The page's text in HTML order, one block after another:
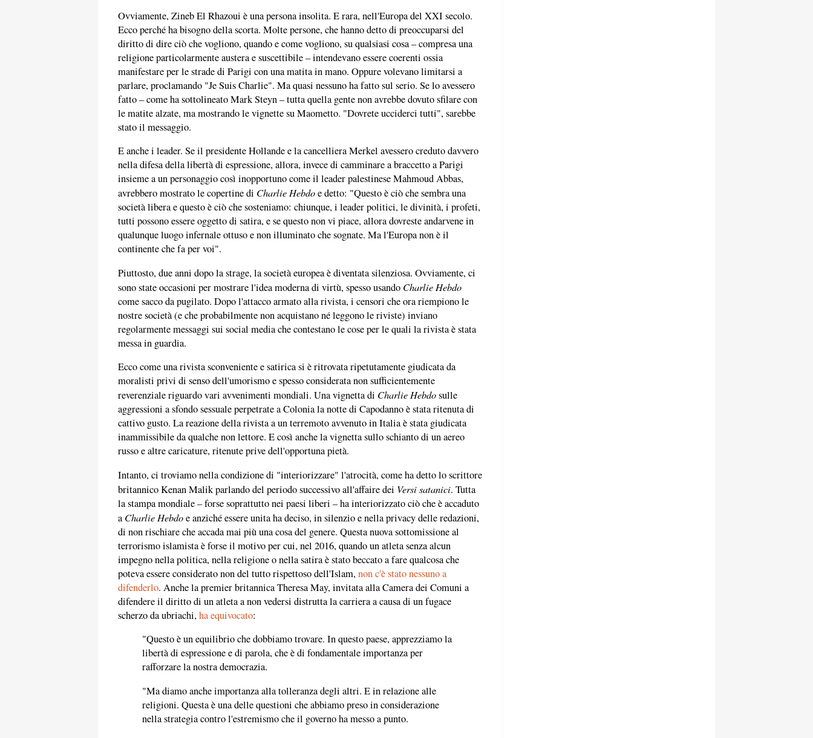
Ovviamente, Zineb El Rhazoui è una persona insolita. E rara, nell'Europa del XXI secolo.
Ecco perché ha bisogno della scorta. Molte persone, che hanno detto di preoccuparsi del
diritto di dire ciò che vogliono, quando e come vogliono, su qualsiasi cosa – compresa una
religione particolarmente austera e suscettibile – intendevano essere coerenti ossia
manifestare per le strade di Parigi con una matita in mano. Oppure volevano limitarsi a
parlare, proclamando "Je Suis Charlie". Ma quasi nessuno ha fatto sul serio. Se lo avessero
fatto – come ha sottolineato Mark Steyn – tutta quella gente non avrebbe dovuto sfilare con
le matite alzate, ma mostrando le vignette su Maometto. "Dovrete ucciderci tutti", sarebbe
stato il messaggio.
E anche i leader. Se il presidente Hollande e la cancelliera Merkel avessero creduto davvero
nella difesa della libertà di espressione, allora, invece di camminare a braccetto a Parigi
insieme a un personaggio così inopportuno come il leader palestinese Mahmoud Abbas,
avrebbero mostrato le copertine di Charlie Hebdoe detto: "Questo è ciò che sembra una
società libera e questo è ciò che sosteniamo: chiunque, i leader politici, le divinità, i profeti,
tutti possono essere oggetto di satira, e se questo non vi piace, allora dovreste andarvene in
qualunque luogo infernale ottuso e non illuminato che sognate. Ma l'Europa non è il
continente che fa per voi".
Piuttosto, due anni dopo la strage, la società europea è diventata silenziosa. Ovviamente, ci
sono state occasioni per mostrare l'idea moderna di virtù, spesso usando Charlie Hebdo
come sacco da pugilato. Dopo l'attacco armato alla rivista, i censori che ora riempiono le
nostre società (e che probabilmente non acquistano né leggono le riviste) inviano
regolarmente messaggi sui social media che contestano le cose per le quali la rivista è stata
messa in guardia.
Ecco come una rivista sconveniente e satirica si è ritrovata ripetutamente giudicata da
moralisti privi di senso dell'umorismo e spesso considerata non sufficientemente
reverenziale riguardo vari avvenimenti mondiali. Una vignetta di Charlie Hebdosulle
aggressioni a sfondo sessuale perpetrate a Colonia la notte di Capodanno è stata ritenuta di
cattivo gusto. La reazione della rivista a un terremoto avvenuto in Italia è stata giudicata
inammissibile da qualche non lettore. E così anche la vignetta sullo schianto di un aereo
russo e altre caricature, ritenute prive dell'opportuna pietà.
Intanto, ci troviamo nella condizione di "interiorizzare" l'atrocità, come ha detto lo scrittore
britannico Kenan Malik parlando del periodo successivo all'affaire dei Versi satanici. Tutta
la stampa mondiale – forse soprattutto nei paesi liberi – ha interiorizzato ciò che è accaduto
a Charlie Hebdoe anziché essere unita ha deciso, in silenzio e nella privacy delle redazioni,
di non rischiare che accada mai più una cosa del genere. Questa nuova sottomissione al
terrorismo islamista è forse il motivo per cui, nel 2016, quando un atleta senza alcun
impegno nella politica, nella religione o nella satira è stato beccato a fare qualcosa che
poteva essere considerato non del tutto rispettoso dell'Islam,non c'è stato nessuno a
difenderlo. Anche la premier britannica Theresa May, invitata alla Camera dei Comuni a
difendere il diritto di un atleta a non vedersi distrutta la carriera a causa di un fugace
scherzo da ubriachi,ha equivocato:
"Questo è un equilibrio che dobbiamo trovare. In questo paese, apprezziamo la
libertà di espressione e di parola, che è di fondamentale importanza per
rafforzare la nostra democrazia.
"Ma diamo anche importanza alla tolleranza degli altri. E in relazione alle
religioni. Questa è una delle questioni che abbiamo preso in considerazione
nella strategia contro l'estremismo che il governo ha messo a punto.